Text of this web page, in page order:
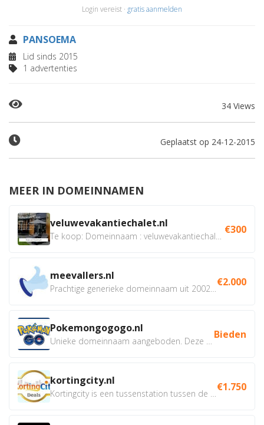
Login vereist · gratis aanmelden
PANSOEMA
Lid sinds 2015
1 advertenties
34 Views
Geplaatst op 24-12-2015
MEER IN DOMEINNAMEN
veluwevakantiechalet.nl €300
meevallers.nl €2.000
Pokemongogogo.nl Bieden
kortingcity.nl €1.750